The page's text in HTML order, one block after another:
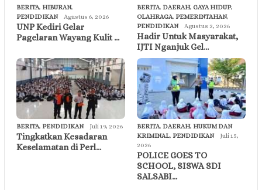
BERITA, HIBURAN,
PENDIDIKAN
Agustus 6, 2026
UNP Kediri Gelar
Pagelaran Wayang Kulit …
BERITA, DAERAH, GAYA HIDUP,
OLAHRAGA, PEMERINTAHAN,
PENDIDIKAN
Agustus 2, 2026
Hadir Untuk Masyarakat,
IJTI Nganjuk Gel…
BERITA, PENDIDIKAN Juli 19, 2026
Tingkatkan Kesadaran
Keselamatan di Perl…
BERITA, DAERAH, HUKUM DAN
KRIMINAL, PENDIDIKAN
Juli 15,
2026
POLICE GOES TO
SCHOOL, SISWA SDI
SALSABI…